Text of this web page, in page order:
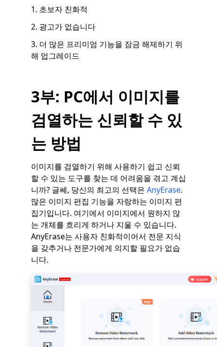
1. 초보자 친화적
2. 광고가 없습니다
3. 더 많은 프리미엄 기능을 잠금 해제하기 위
해 업그레이드
3부: PC에서 이미지를
검열하는 신뢰할 수 있
는 방법
이미지를 검열하기 위해 사용하기 쉽고 신뢰
할 수 있는 도구를 찾는 데 어려움을 겪고 계십
니까? 글쎄, 당신의 최고의 선택은 AnyErase.
많은 이미지 편집 기능을 자랑하는 이미지 편
집기입니다. 여기에서 이미지에서 원하지 않
는 개체를 흐리게 하거나 지울 수 있습니다.
AnyErase는 사용자 친화적이어서 전문 지식
을 갖추거나 전문가에게 의지할 필요가 없습
니다.